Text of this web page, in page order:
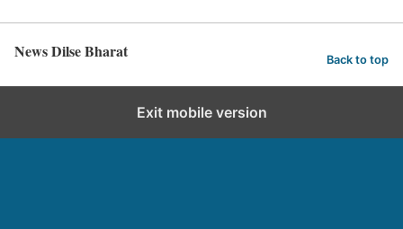
News Dilse Bharat Back to top
Exit mobile version